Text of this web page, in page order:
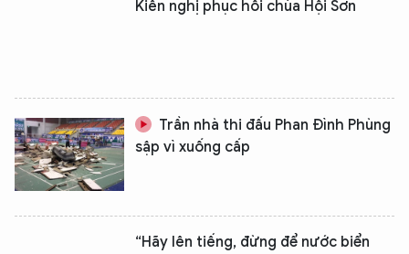
Kiến nghị phục hồi chùa Hội Sơn
Trần nhà thi đấu Phan Đình Phùng
sập vì xuống cấp
“Hãy lên tiếng, đừng để nước biển